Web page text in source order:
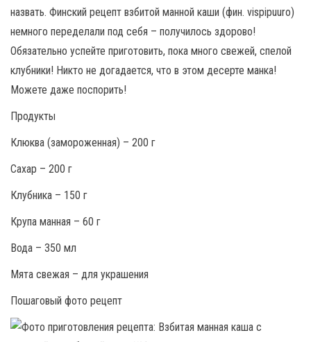
назвать. Финский рецепт взбитой манной каши (фин. vispipuuro)
немного переделали под себя – получилось здорово!
Обязательно успейте приготовить, пока много свежей, спелой
клубники! Никто не догадается, что в этом десерте манка!
Можете даже поспорить!
Продукты
Клюква (замороженная) – 200 г
Сахар – 200 г
Клубника – 150 г
Крупа манная – 60 г
Вода – 350 мл
Мята свежая – для украшения
Пошаговый фото рецепт